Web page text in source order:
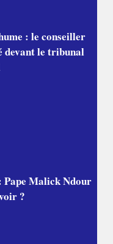
: le conseiller
devant le tribunal
Pape Malick Ndour
?